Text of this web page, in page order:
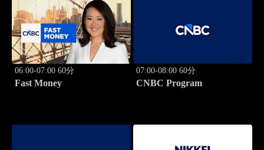
06:00-07:00 60分
Fast Money
07:00-08:00 60分
CNBC Program